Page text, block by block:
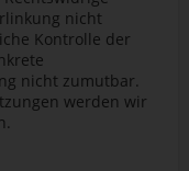
nicht
Kontrolle der
nicht zumutbar.
werden wir